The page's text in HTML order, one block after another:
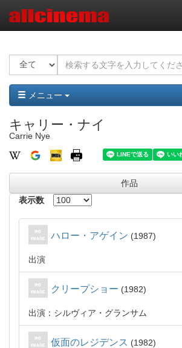
メニュー
キャリー・ナイ
Carrie Nye
作品
表示数
ハロー・アゲイン 1987
出演
クリープショー 1982
出演：シルヴィア・グランサム
仮面のレジデンス 1982